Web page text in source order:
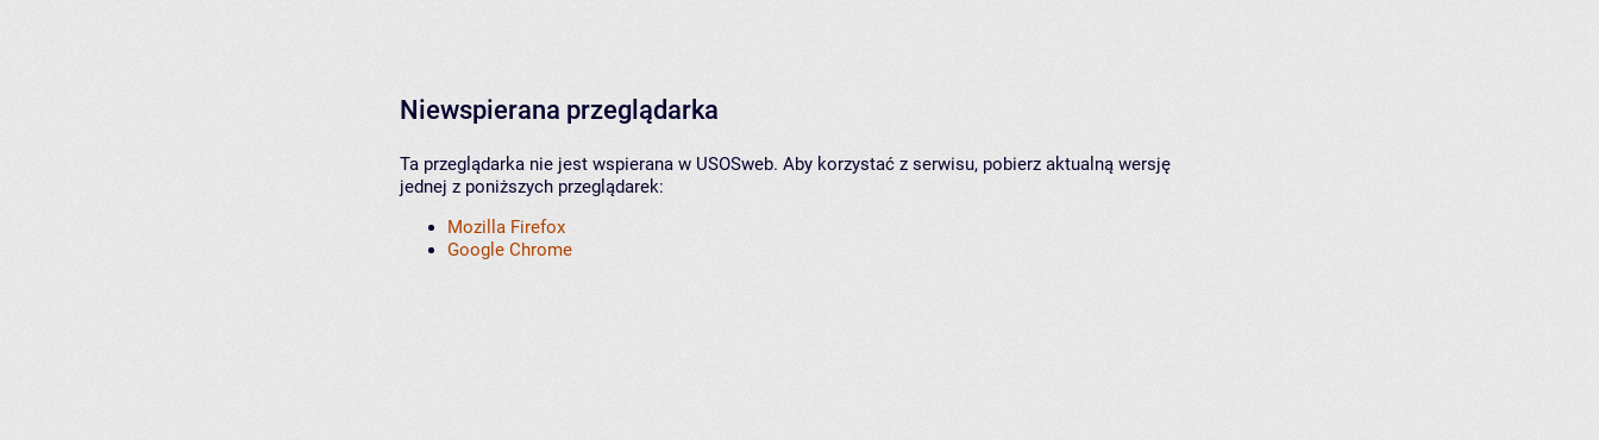
Niewspierana przeglądarka
Ta przeglądarka nie jest wspierana w USOSweb. Aby korzystać z serwisu, pobierz aktualną wersję
jednej z poniższych przeglądarek:
Mozilla Firefox
Google Chrome